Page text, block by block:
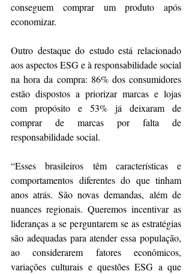
conseguem comprar um produto após
economizar.
Outro destaque do estudo está relacionado
aos aspectos ESG e à responsabilidade social
na hora da compra: 86% dos consumidores
estão dispostos a priorizar marcas e lojas
com propósito e 53% já deixaram de
comprar de marcas por falta de
responsabilidade social.
“Esses brasileiros têm características e
comportamentos diferentes do que tinham
anos atrás. São novas demandas, além de
nuances regionais. Queremos incentivar as
lideranças a se perguntarem se as estratégias
são adequadas para atender essa população,
ao considerarem fatores econômicos,
variações culturais e questões ESG a que